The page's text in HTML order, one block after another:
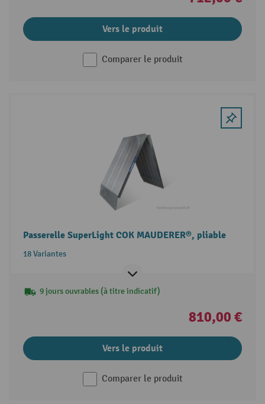
Vers le produit
Comparer le produit
Passerelle SuperLight COK MAUDERER®, pliable
18 Variantes
9 jours ouvrables (à titre indicatif)
810,00 €
Vers le produit
Comparer le produit